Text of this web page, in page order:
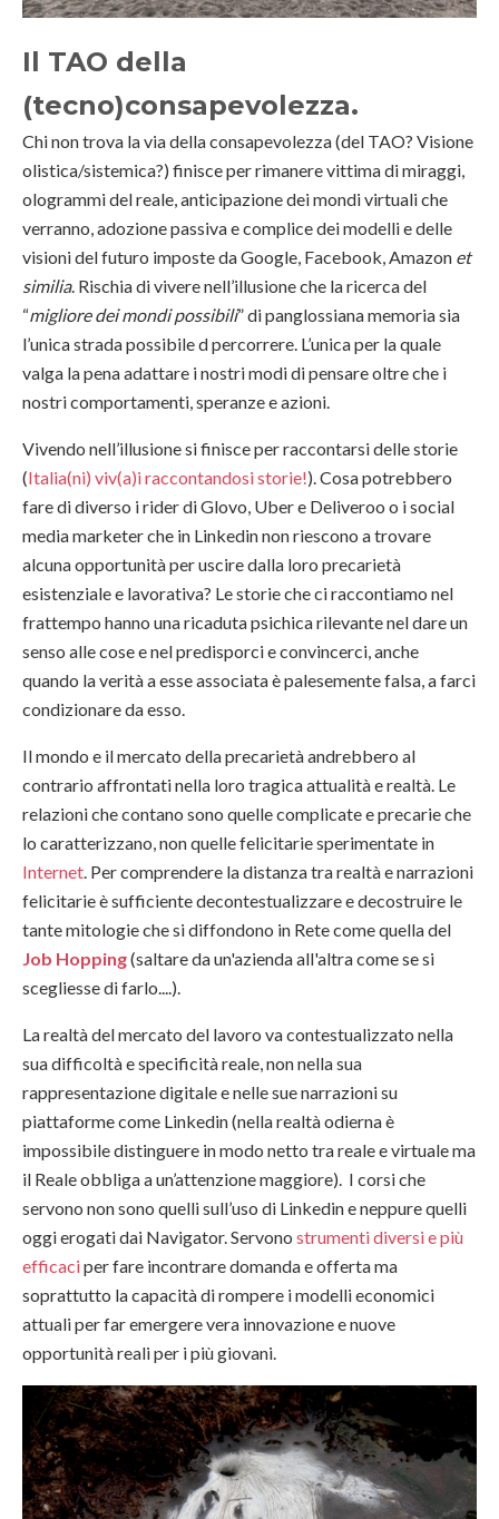
Il TAO della
(tecno)consapevolezza.
Chi non trova la via della consapevolezza (del TAO? Visione
olistica/sistemica?) finisce per rimanere vittima di miraggi,
ologrammi del reale, anticipazione dei mondi virtuali che
verranno, adozione passiva e complice dei modelli e delle
visioni del futuro imposte da Google, Facebook, Amazon et
similia. Rischia di vivere nell’illusione che la ricerca del
“migliore dei mondi possibili” di panglossiana memoria sia
l’unica strada possibile d percorrere. L’unica per la quale
valga la pena adattare i nostri modi di pensare oltre che i
nostri comportamenti, speranze e azioni.
Vivendo nell’illusione si finisce per raccontarsi delle storie
(Italia(ni) viv(a)i raccontandosi storie!). Cosa potrebbero
fare di diverso i rider di Glovo, Uber e Deliveroo o i social
media marketer che in Linkedin non riescono a trovare
alcuna opportunità per uscire dalla loro precarietà
esistenziale e lavorativa? Le storie che ci raccontiamo nel
frattempo hanno una ricaduta psichica rilevante nel dare un
senso alle cose e nel predisporci e convincerci, anche
quando la verità a esse associata è palesemente falsa, a farci
condizionare da esso.
Il mondo e il mercato della precarietà andrebbero al
contrario affrontati nella loro tragica attualità e realtà. Le
relazioni che contano sono quelle complicate e precarie che
lo caratterizzano, non quelle felicitarie sperimentate in
Internet. Per comprendere la distanza tra realtà e narrazioni
felicitarie è sufficiente decontestualizzare e decostruire le
tante mitologie che si diffondono in Rete come quella del
Job Hopping(saltare da un'azienda all'altra come se si
scegliesse di farlo....).
La realtà del mercato del lavoro va contestualizzato nella
sua difficoltà e specificità reale, non nella sua
rappresentazione digitale e nelle sue narrazioni su
piattaforme come Linkedin (nella realtà odierna è
impossibile distinguere in modo netto tra reale e virtuale ma
il Reale obbliga a un’attenzione maggiore). I corsi che
servono non sono quelli sull’uso di Linkedin e neppure quelli
oggi erogati dai Navigator. Servono strumenti diversi e più
efficaciper fare incontrare domanda e offerta ma
soprattutto la capacità di rompere i modelli economici
attuali per far emergere vera innovazione e nuove
opportunità reali per i più giovani.